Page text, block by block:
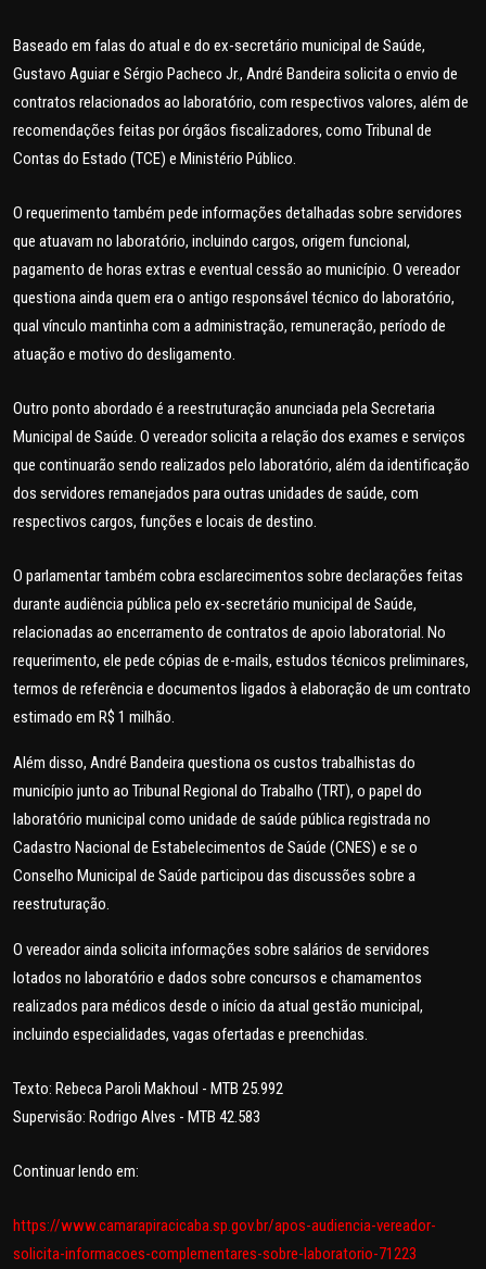
Baseado em falas do atual e do ex-secretário municipal de Saúde,
Gustavo Aguiar e Sérgio Pacheco Jr., André Bandeira solicita o envio de
contratos relacionados ao laboratório, com respectivos valores, além de
recomendações feitas por órgãos fiscalizadores, como Tribunal de
Contas do Estado (TCE) e Ministério Público.
O requerimento também pede informações detalhadas sobre servidores
que atuavam no laboratório, incluindo cargos, origem funcional,
pagamento de horas extras e eventual cessão ao município. O vereador
questiona ainda quem era o antigo responsável técnico do laboratório,
qual vínculo mantinha com a administração, remuneração, período de
atuação e motivo do desligamento.
Outro ponto abordado é a reestruturação anunciada pela Secretaria
Municipal de Saúde. O vereador solicita a relação dos exames e serviços
que continuarão sendo realizados pelo laboratório, além da identificação
dos servidores remanejados para outras unidades de saúde, com
respectivos cargos, funções e locais de destino.
O parlamentar também cobra esclarecimentos sobre declarações feitas
durante audiência pública pelo ex-secretário municipal de Saúde,
relacionadas ao encerramento de contratos de apoio laboratorial. No
requerimento, ele pede cópias de e-mails, estudos técnicos preliminares,
termos de referência e documentos ligados à elaboração de um contrato
estimado em R$ 1 milhão.
Além disso, André Bandeira questiona os custos trabalhistas do
município junto ao Tribunal Regional do Trabalho (TRT), o papel do
laboratório municipal como unidade de saúde pública registrada no
Cadastro Nacional de Estabelecimentos de Saúde (CNES) e se o
Conselho Municipal de Saúde participou das discussões sobre a
reestruturação.
O vereador ainda solicita informações sobre salários de servidores
lotados no laboratório e dados sobre concursos e chamamentos
realizados para médicos desde o início da atual gestão municipal,
incluindo especialidades, vagas ofertadas e preenchidas.
Texto: Rebeca Paroli Makhoul - MTB 25.992
Supervisão: Rodrigo Alves - MTB 42.583
Continuar lendo em:
https://www.camarapiracicaba.sp.gov.br/apos-audiencia-vereador-
solicita-informacoes-complementares-sobre-laboratorio-71223